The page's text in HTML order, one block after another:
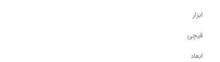
ابزار
قیچی
ابعاد